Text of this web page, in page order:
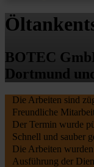
BOTEC
Dortmund
Schnell und sauber